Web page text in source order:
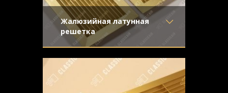
Жалюзийная латунная
решетка
Материал- Латунь
Отделка- Шлифованная
латунь
Узор
- Жалюзи
производстве и обработке, что
превращает ее не только в изысканный